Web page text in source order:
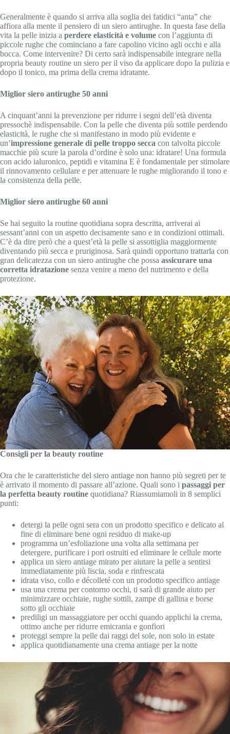
Generalmente è quando si arriva alla soglia dei fatidici “anta” che
affiora alla mente il pensiero di un siero antirughe. In questa fase della
vita la pelle inizia a perdere elasticità e volume con l’aggiunta di
piccole rughe che cominciano a fare capolino vicino agli occhi e alla
bocca. Come intervenire? Di certo sarà indispensabile integrare nella
propria beauty routine un siero per il viso da applicare dopo la pulizia e
dopo il tonico, ma prima della crema idratante.
Miglior siero antirughe 50 anni
A cinquant’anni la prevenzione per ridurre i segni dell’età diventa
pressochè indispensabile. Con la pelle che diventa più sottile perdendo
elasticità, le rughe che si manifestano in modo più evidente e
un’impressione generale di pelle troppo secca con talvolta piccole
macchie più scure la parola d’ordine è solo una: idratare! Una formula
con acido ialuronico, peptidi e vitamina E è fondamentale per stimolare
il rinnovamento cellulare e per attenuare le rughe migliorando il tono e
la consistenza della pelle.
Miglior siero antirughe 60 anni
Se hai seguito la routine quotidiana sopra descritta, arriverai ai
sessant’anni con un aspetto decisamente sano e in condizioni ottimali.
C’è da dire però che a quest’età la pelle si assottiglia maggiormente
diventando più secca e pruriginosa. Sarà quindi opportuno trattarla con
gran delicatezza con un siero antirughe che possa assicurare una
corretta idratazione senza venire a meno del nutrimento e della
protezione.
Consigli per la beauty routine
Ora che le caratteristiche del siero antiage non hanno più segreti per te
è arrivato il momento di passare all’azione. Quali sono i passaggi per
la perfetta beauty routine quotidiana? Riassumiamoli in 8 semplici
punti:
detergi la pelle ogni sera con un prodotto specifico e delicato al
fine di eliminare bene ogni residuo di make-up
programma un’esfoliazione una volta alla settimana per
detergere, purificare i pori ostruiti ed eliminare le cellule morte
applica un siero antiage mirato per aiutare la pelle a sentirsi
immediatamente più liscia, soda e rinfrescata
idrata viso, collo e décolleté con un prodotto specifico antiage
usa una crema per contorno occhi, ti sarà di grande aiuto per
minimizzare occhiaie, rughe sottili, zampe di gallina e borse
sotto gli occhiaie
prediligi un massaggiatore per occhi quando applichi la crema,
ottimo anche per ridurre emicrania e gonfiori
proteggi sempre la pelle dai raggi del sole, non solo in estate
applica quotidianamente una crema antiage per la notte